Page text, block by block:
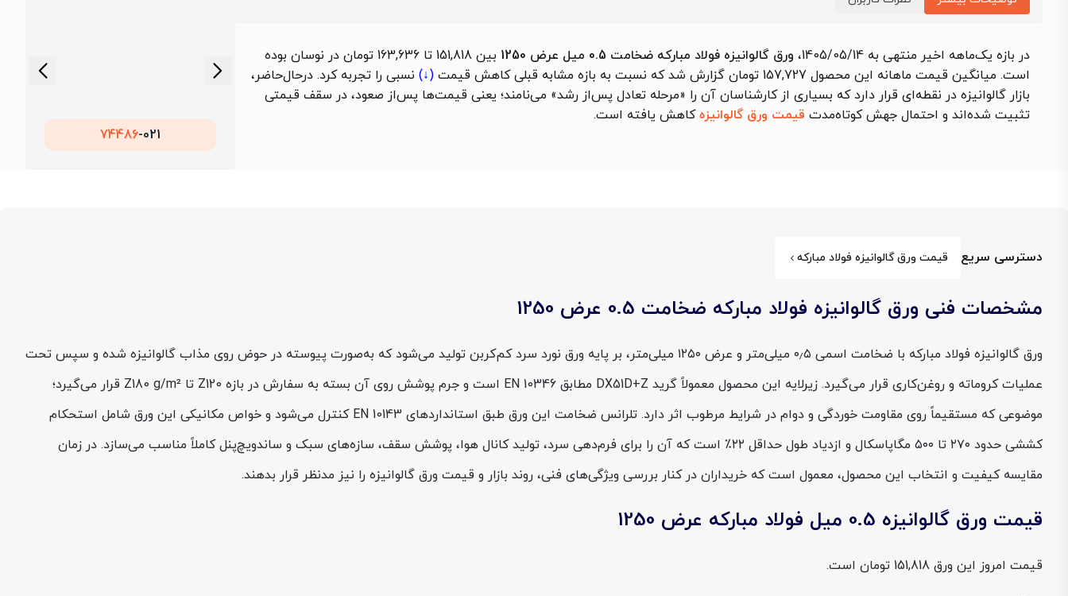
در بازه یک‌ماهه اخیر منتهی به 1405/05/14، ورق گالوانیزه فولاد مبارکه ضخامت 0.5 میل عرض 1250
بین 151,818 تا 163,636 تومان در نوسان بوده
است. میانگین قیمت ماهانه این محصول 157,727 تومان گزارش شد که نسبت به بازه مشابه قبلی
کاهش قیمت (↓) نسبی را تجربه کرد. درحال‌حاضر،
بازار گالوانیزه در نقطه‌ای قرار دارد که بسیاری از کارشناسان آن را «مرحله تعادل پس‌از رشد» می‌نامند؛ یعنی قیمت‌ها پس‌از صعود، در سقف قیمتی
تثبیت شده‌اند و احتمال جهش کوتاه‌مدت قیمت ورق گالوانیزهکاهش یافته است.
021-
74486
دسترسی سریع قیمت ورق گالوانیزه فولاد مبارکه
مشخصات فنی ورق گالوانیزه فولاد مبارکه ضخامت 0.5 عرض 1250
ورق گالوانیزه فولاد مبارکه با ضخامت اسمی ۰٫۵ میلی‌متر و عرض ۱۲۵۰ میلی‌متر، بر پایه ورق نورد سرد کم‌کربن تولید می‌شود که به‌صورت پیوسته در حوض روی مذاب گالوانیزه شده و سپس تحت
عملیات کروماته و روغن‌کاری قرار می‌گیرد. زیرلایه این محصول معمولاً گرید DX51D+Z مطابق EN 10346 است و جرم پوشش روی آن بسته به سفارش در بازه Z120 تا Z180 g/m² قرار می‌گیرد؛
موضوعی که مستقیماً روی مقاومت خوردگی و دوام در شرایط مرطوب اثر دارد. تلرانس ضخامت این ورق طبق استانداردهای EN 10143 کنترل می‌شود و خواص مکانیکی این ورق شامل استحکام
کششی حدود ۲۷۰ تا ۵۰۰ مگاپاسکال و ازدیاد طول حداقل ۲۲٪ است که آن را برای فرم‌دهی سرد، تولید کانال هوا، پوشش سقف، سازه‌های سبک و ساندویچ‌پنل کاملاً مناسب می‌سازد. در زمان
مقایسه کیفیت و انتخاب این محصول، معمول است که خریداران در کنار بررسی ویژگی‌های فنی، روند بازار و قیمت ورق گالوانیزه را نیز مدنظر قرار بدهند.
قیمت ورق گالوانیزه 0.5 میل فولاد مبارکه عرض 1250
قیمت امروز این ورق 151,818 تومان است.